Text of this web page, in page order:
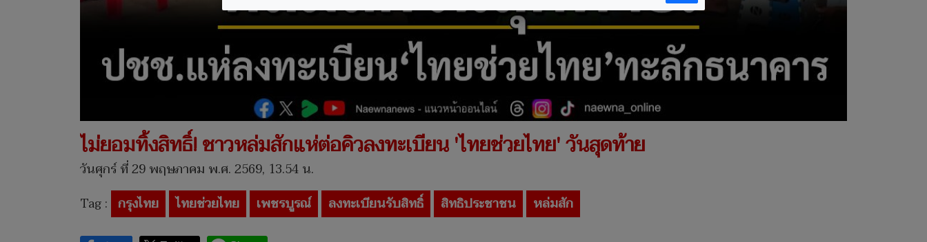
ไม่ยอมทิ้งสิทธิ์! ชาวหล่มสักแห่ต่อคิวลงทะเบียน 'ไทยช่วยไทย' วันสุดท้าย
วันศุกร์ ที่ 29 พฤษภาคม พ.ศ. 2569, 13.54 น.
Tag : กรุงไทย ไทยช่วยไทย เพชรบูรณ์ ลงทะเบียนรับสิทธิ์ สิทธิประชาชน หล่มสัก